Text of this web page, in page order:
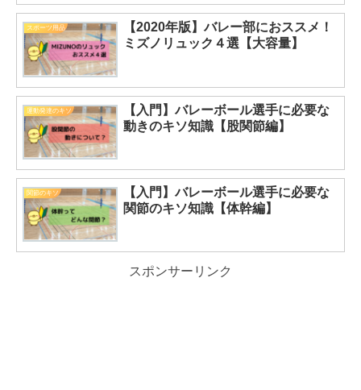
スポーツ用品
【2020年版】バレー部におススメ！
ミズノリュック４選【大容量】
運動発達のキソ
【入門】バレーボール選手に必要な
動きのキソ知識【股関節編】
関節のキソ
【入門】バレーボール選手に必要な
関節のキソ知識【体幹編】
スポンサーリンク